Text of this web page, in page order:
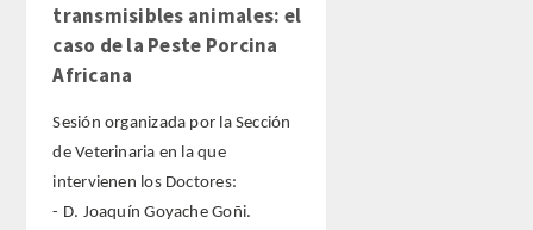
transmisibles animales: el
caso de la Peste Porcina
Africana
Sesión organizada por la Sección
de Veterinaria en la que
intervienen los Doctores:
- D. Joaquín Goyache Goñi.